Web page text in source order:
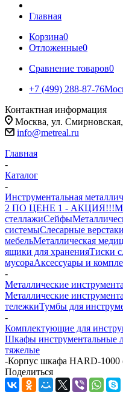
Главная
Корзина0
Отложенные0
Сравнение товаров0
+7 (499) 288-87-76
Контактная информация
Москва, ул.
info@metreal.ru
Главная
-
Каталог
-
Инструментальная
2 ПО ЦЕНЕ 1 - АКЦИЯ!!!
стеллажиСейфы
системыСлесарные верстаки
мебельМеталлическая
ящики для храненияТиски
мусораАксессуары и
-
Металлические
Металлические
тележкиТумбы для
-
Комплектующие для
Шкафы инструментальные
тяжелые
-Корпус шкафа HARD-1000
Поделиться